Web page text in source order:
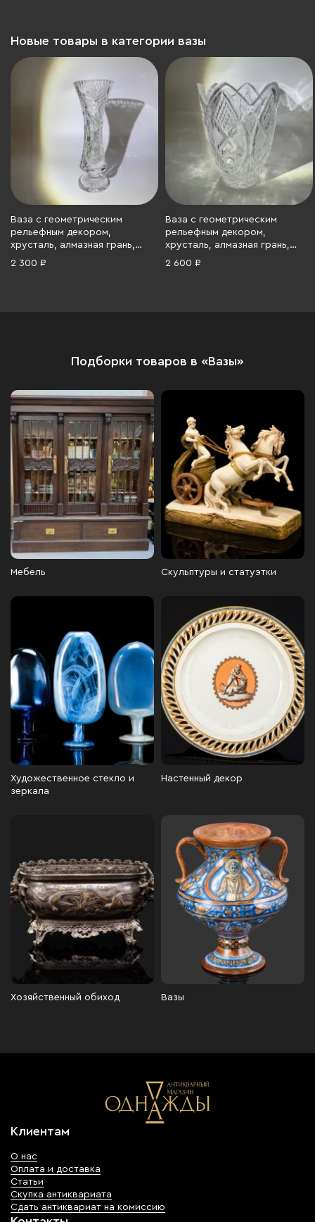
Новые товары в категории вазы
Ваза с геометрическим
рельефным декором,
хрусталь, алмазная грань,
СССР, 1970-1990 гг.
2 300 ₽
Ваза с геометрическим
рельефным декором,
хрусталь, алмазная грань,
СССР, 1970-1990 гг.
2 600 ₽
Подборки товаров в «Вазы»
Мебель Скульптуры и статуэтки
Художественное стекло и
зеркала
Настенный декор
Хозяйственный обиход Вазы
Клиентам
О нас
Оплата и доставка
Статьи
Скупка антиквариата
Сдать антиквариат на комиссию